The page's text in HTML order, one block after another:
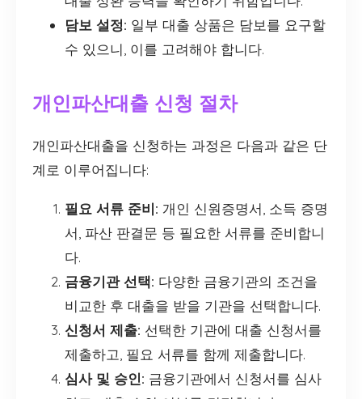
담보 설정: 일부 대출 상품은 담보를 요구할
수 있으니, 이를 고려해야 합니다.
개인파산대출 신청 절차
개인파산대출을 신청하는 과정은 다음과 같은 단
계로 이루어집니다:
필요 서류 준비: 개인 신원증명서, 소득 증명
서, 파산 판결문 등 필요한 서류를 준비합니
다.
금융기관 선택: 다양한 금융기관의 조건을
비교한 후 대출을 받을 기관을 선택합니다.
신청서 제출: 선택한 기관에 대출 신청서를
제출하고, 필요 서류를 함께 제출합니다.
심사 및 승인: 금융기관에서 신청서를 심사